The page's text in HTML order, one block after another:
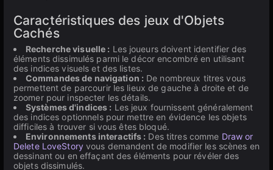
Caractéristiques des jeux d'Objets
Cachés
Recherche visuelle : Les joueurs doivent identifier des
éléments dissimulés parmi le décor encombré en utilisant
des indices visuels et des listes.
Commandes de navigation : De nombreux titres vous
permettent de parcourir les lieux de gauche à droite et de
zoomer pour inspecter les détails.
Systèmes d'indices : Les jeux fournissent généralement
des indices optionnels pour mettre en évidence les objets
difficiles à trouver si vous êtes bloqué.
Environnements interactifs : Des titres comme Draw or
Delete LoveStoryvous demandent de modifier les scènes en
dessinant ou en effaçant des éléments pour révéler des
objets dissimulés.